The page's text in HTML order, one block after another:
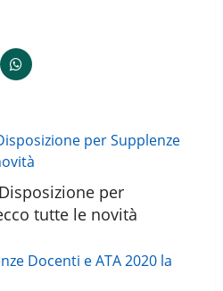
per
tutte le novità